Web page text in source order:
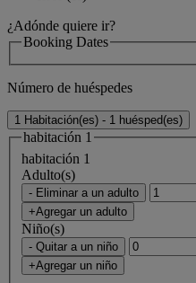
¿Adónde quiere ir?
Booking Dates
Número de huéspedes
1 Habitación(es) - 1 huésped(es)
habitación 1
habitación 1
Adulto(s)
- Eliminar a un adulto
+Agregar un adulto
Niño(s)
- Quitar a un niño
+Agregar un niño